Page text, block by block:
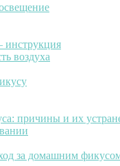
инструкция
воздуха
причины и их
за домашним